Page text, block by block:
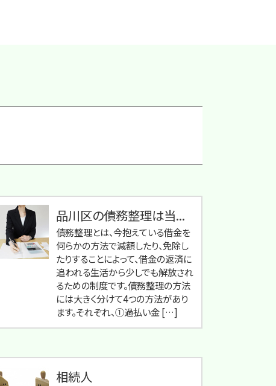
品川区の債務整理は当...
債務整理とは、今抱えている借金を
何らかの方法で減額したり、免除し
たりすることによって、借金の返済に
追われる生活から少しでも解放され
るための制度です。債務整理の方法
には大きく分けて4つの方法があり
ます。それぞれ、①過払い金 […]
相続人